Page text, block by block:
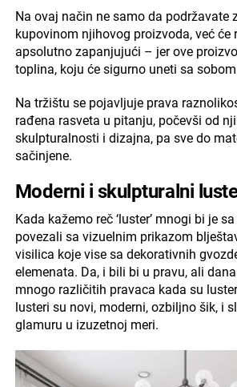
Na ovaj način ne samo da podržavate
kupovinom njihovog proizvoda, već će
apsolutno zapanjujući – jer ove
toplina, koju će sigurno uneti sa
Na tržištu se pojavljuje prava
rađena rasveta u pitanju, počevši od
skulpturalnosti i dizajna, pa sve do
sačinjene.
Moderni i skulpturalni
Kada kažemo reč ‘luster’ mnogi bi je
povezali sa vizuelnim prikazom
visilica koje vise sa dekorativnih
elemenata. Da, i bili bi u pravu, ali
mnogo različitih pravaca kada su
lusteri su novi, moderni, ozbiljno šik, i
glamuru u izuzetnoj meri.